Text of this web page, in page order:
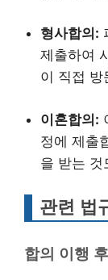
형사합의:
제출하여
이 직접 방
이혼합의:
정에 제출
을 받는 것
관련 법
합의 이행